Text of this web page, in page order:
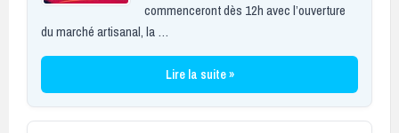
commenceront dès 12h avec l’ouverture
du marché artisanal, la …
Lire la suite »